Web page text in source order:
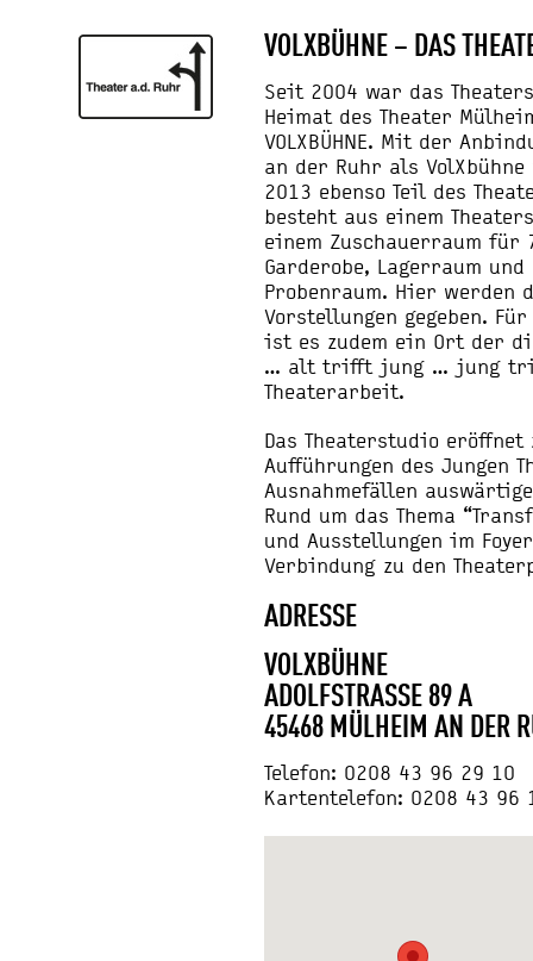
VOLXBÜHNE – DAS
Seit 2004 war das
Heimat des Theater
VOLXBÜHNE. Mit der
an der Ruhr als
2013 ebenso Teil des
besteht aus einem
einem Zuschauerraum für
Garderobe, Lagerraum
Probenraum. Hier werden
Vorstellungen gegeben.
ist es zudem ein Ort der
… alt trifft jung … jung
Theaterarbeit.
Das Theaterstudio
Aufführungen des Jungen
Ausnahmefällen
Rund um das Thema
und Ausstellungen im
Verbindung zu den
ADRESSE
VOLXBÜHNE
ADOLFSTRASSE 89 A
45468 MÜLHEIM AN DER
Telefon: 0208 43 96 29 10
Kartentelefon: 0208 43 96